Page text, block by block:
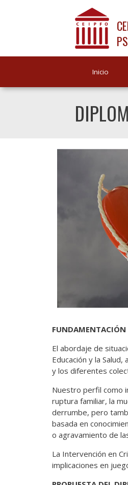
Inicio
FUNDAMENTACIÓN
El abordaje de
Educación y la
y los diferentes
Nuestro perfil como
ruptura familiar, la
derrumbe, pero
basada en
o agravamiento de
La Intervención en
implicaciones en